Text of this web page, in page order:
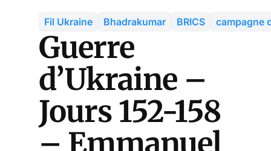
Fil Ukraine Bhadrakumar BRICS campagne
Guerre
d’Ukraine –
Jours 152-158
– Emmanuel